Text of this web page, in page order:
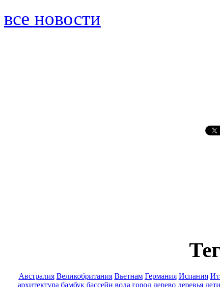
все новости
Австралия Великобритания Вьетнам Германия Испания
архитектура бамбук бассейн вода город дерево деревья дети